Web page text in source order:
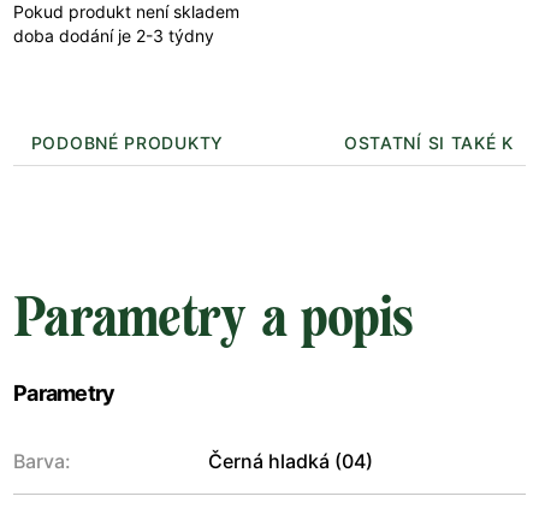
Pokud produkt není skladem
doba dodání je 2-3 týdny
PODOBNÉ PRODUKTY OSTATNÍ SI TAKÉ
Parametry a popis
Parametry
Barva: Černá hladká (04)